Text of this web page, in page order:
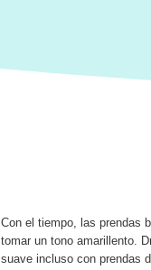
Con el tiempo, las prendas
tomar un tono amarillento.
suave incluso con prendas